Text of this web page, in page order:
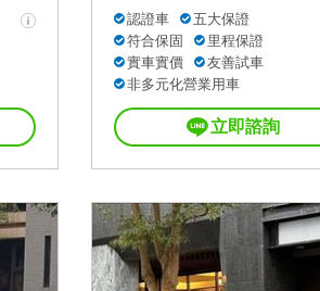
認證車
五大保證
符合保固
里程保證
實車實價
友善試車
非多元化營業用車
立即諮詢